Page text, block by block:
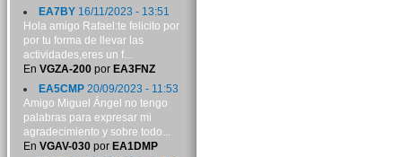
EA7BY16/11/2023 - 13:51
Hola amigo Rafael:te felicito por
por tu forma de llevar las
actividades,eres un f...
En VGZA-200por EA3FNZ
EA5CMP20/09/2023 - 11:53
Amigo Miguel Ángel no tengo
palabras para expresar mi
agradecimiento y sobre todo...
En VGAV-030por EA1DMP